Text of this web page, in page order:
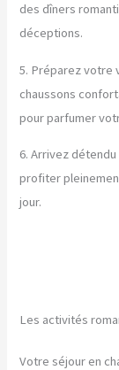
des dîners
déceptions.
5. Préparez votre
chaussons
pour parfumer
6. Arrivez
profiter
jour.
Les activités
Votre séjour en